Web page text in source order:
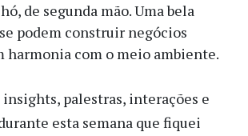
de segunda mão. Uma bela
podem construir negócios
harmonia com o meio ambiente.
palestras, interações e
esta semana que fiquei